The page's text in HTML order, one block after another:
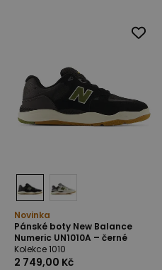
Novinka
Pánské boty New Balance
Numeric UN1010A – černé
Kolekce 1010
2 749,00 Kč